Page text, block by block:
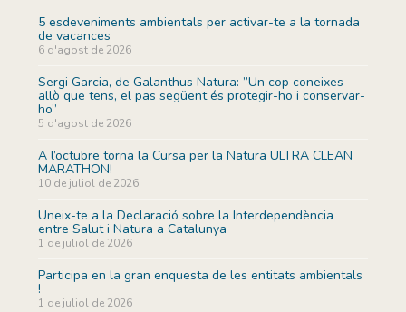
5 esdeveniments ambientals per activar-te a la tornada
de vacances
6 d'agost de 2026
Sergi Garcia, de Galanthus Natura: ”Un cop coneixes
allò que tens, el pas següent és protegir-ho i conservar-
ho”
5 d'agost de 2026
A l’octubre torna la Cursa per la Natura ULTRA CLEAN
MARATHON!
10 de juliol de 2026
Uneix-te a la Declaració sobre la Interdependència
entre Salut i Natura a Catalunya
1 de juliol de 2026
Participa en la gran enquesta de les entitats ambientals
!
1 de juliol de 2026